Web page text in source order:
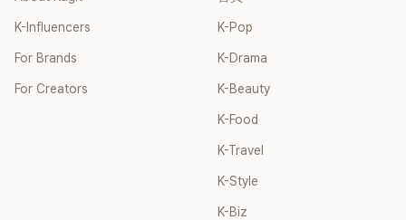
K-Influencers
For Brands
For Creators
K-Pop
K-Drama
K-Beauty
K-Food
K-Travel
K-Style
K-Biz